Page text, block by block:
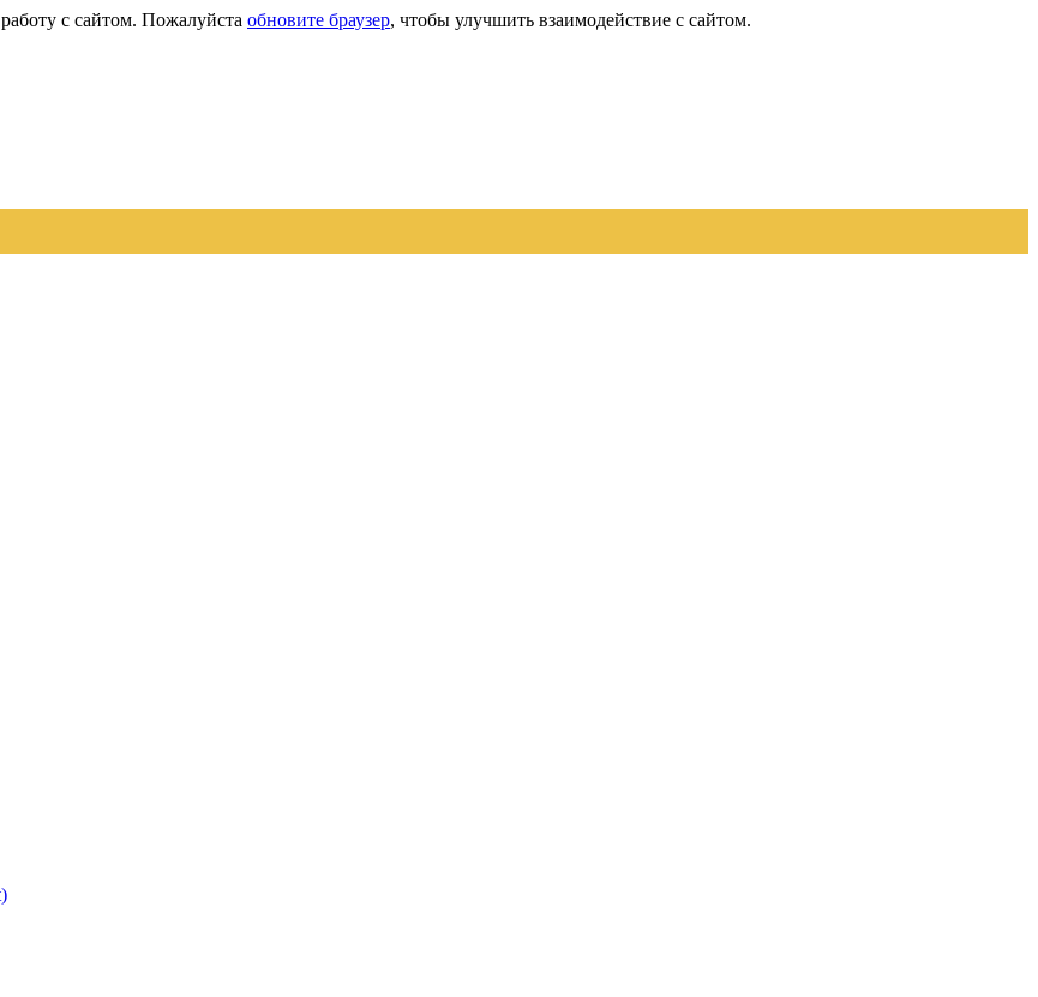
с сайтом. Пожалуйста обновите браузер, чтобы улучшить взаимодействие с сайтом.